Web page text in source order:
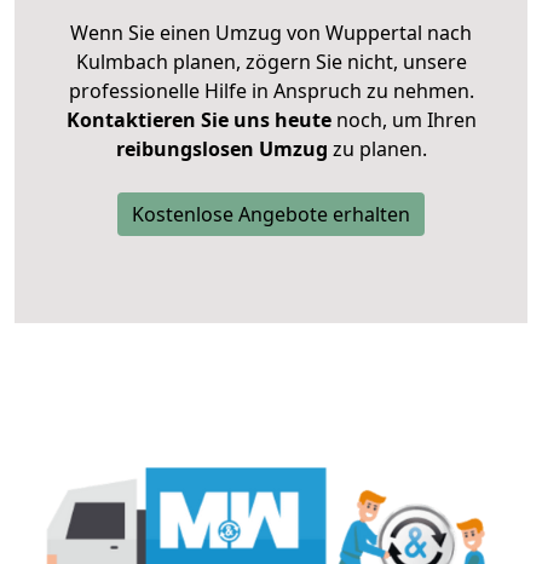
Wenn Sie einen Umzug von Wuppertal nach
Kulmbach planen, zögern Sie nicht, unsere
professionelle Hilfe in Anspruch zu nehmen.
Kontaktieren Sie uns heutenoch, um Ihren
reibungslosen Umzug zu planen.
Kostenlose Angebote erhalten